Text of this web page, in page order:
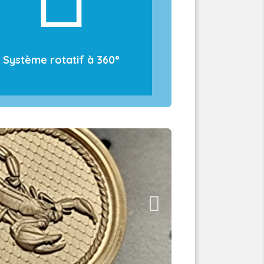
Système rotatif à 360°
formes, des surfaces planes